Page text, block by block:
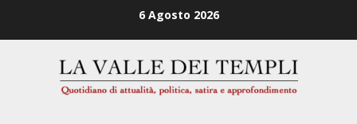
6 Agosto 2026